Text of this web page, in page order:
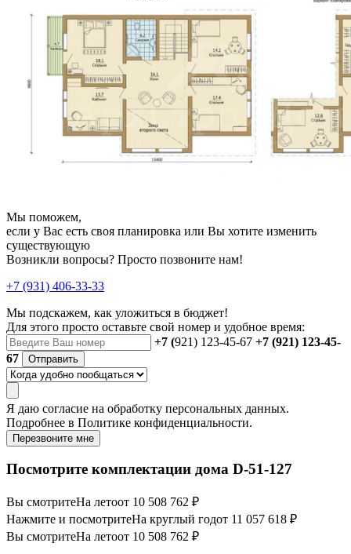
Мы поможем,
если у Вас есть своя планировка или Вы хотите изменить
существующую
Возникли вопросы? Просто позвоните нам!
+7 (931) 406-33-33
Мы подскажем, как уложиться в бюджет!
Для этого просто оставьте свой номер и удобное время:
+7 (921) 123-45-67 +7 (921) 123-45-
67
Отправить
Я даю согласие на обработку персональных данных.
Подробнее в Политике конфиденциальности.
Перезвоните мне
Посмотрите комплектации дома D-51-127
Вы смотритеНа летоот 10 508 762 ₽
Нажмите и посмотритеНа круглый годот 11 057 618 ₽
Вы смотритеНа летоот 10 508 762 ₽